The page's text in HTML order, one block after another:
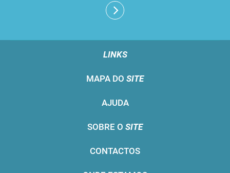
LINKS
MAPA DO SITE
AJUDA
SOBRE O SITE
CONTACTOS